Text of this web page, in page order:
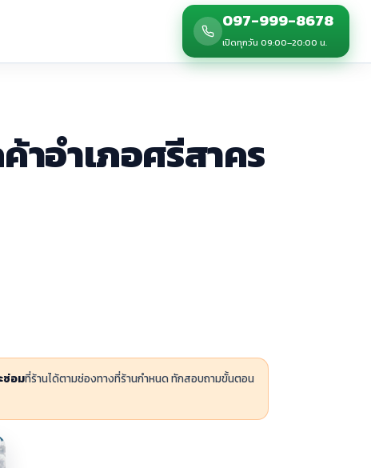
097-999-8678
เปิดทุกวัน 09:00–20:00 น.
าอำเภอศรีสาคร
ซ่อมที่ร้านได้ตามช่องทางที่ร้านกำหนด ทักสอบถามขั้นตอน